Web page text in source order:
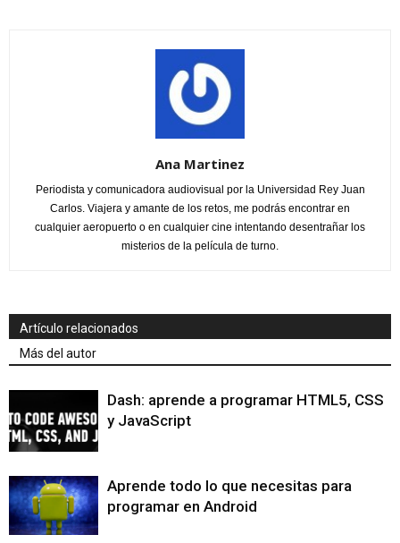
Ana Martinez
Periodista y comunicadora audiovisual por la Universidad Rey Juan
Carlos. Viajera y amante de los retos, me podrás encontrar en
cualquier aeropuerto o en cualquier cine intentando desentrañar los
misterios de la película de turno.
Artículo relacionados
Más del autor
Dash: aprende a programar HTML5, CSS
y JavaScript
Aprende todo lo que necesitas para
programar en Android